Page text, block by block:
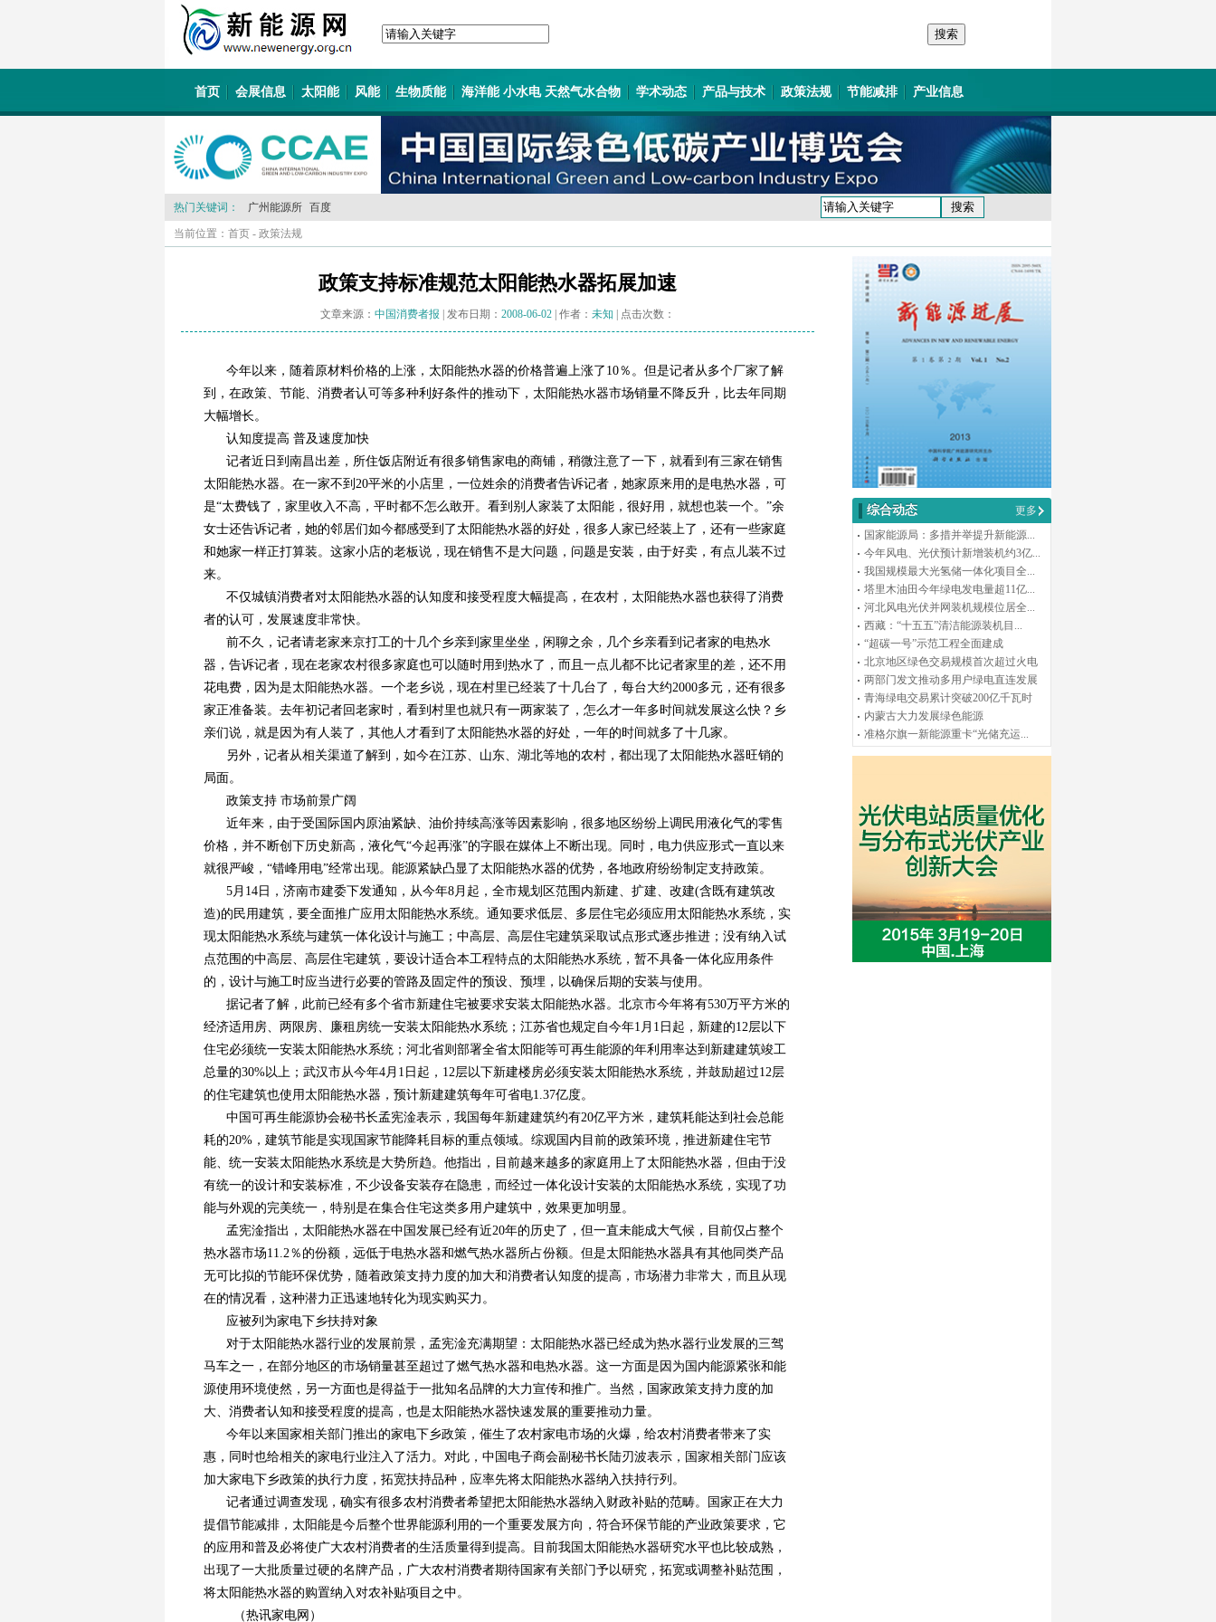
首页 会展信息 太阳能 风能 生物质能 海洋能 小水电 天然气水合物 学术动态 产品与技术 政策法规 节能减排 产业信息
热门关键词： 广州能源所 百度
当前位置： 首页 - 政策法规
政策支持标准规范太阳能热水器拓展加速
文章来源： 中国消费者报 | 发布日期： 2008-06-02 | 作者： 未知 | 点击次数：
今年以来，随着原材料价格的上涨，太阳能热水器的价格普遍上涨了10％。但是记者从多个厂家了解
到，在政策、节能、消费者认可等多种利好条件的推动下，太阳能热水器市场销量不降反升，比去年同期
大幅增长。
认知度提高 普及速度加快
记者近日到南昌出差，所住饭店附近有很多销售家电的商铺，稍微注意了一下，就看到有三家在销售
太阳能热水器。在一家不到20平米的小店里，一位姓余的消费者告诉记者，她家原来用的是电热水器，可
是“太费钱了，家里收入不高，平时都不怎么敢开。看到别人家装了太阳能，很好用，就想也装一个。”余
女士还告诉记者，她的邻居们如今都感受到了太阳能热水器的好处，很多人家已经装上了，还有一些家庭
和她家一样正打算装。这家小店的老板说，现在销售不是大问题，问题是安装，由于好卖，有点儿装不过
来。
不仅城镇消费者对太阳能热水器的认知度和接受程度大幅提高，在农村，太阳能热水器也获得了消费
者的认可，发展速度非常快。
前不久，记者请老家来京打工的十几个乡亲到家里坐坐，闲聊之余，几个乡亲看到记者家的电热水
器，告诉记者，现在老家农村很多家庭也可以随时用到热水了，而且一点儿都不比记者家里的差，还不用
花电费，因为是太阳能热水器。一个老乡说，现在村里已经装了十几台了，每台大约2000多元，还有很多
家正准备装。去年初记者回老家时，看到村里也就只有一两家装了，怎么才一年多时间就发展这么快？乡
亲们说，就是因为有人装了，其他人才看到了太阳能热水器的好处，一年的时间就多了十几家。
另外，记者从相关渠道了解到，如今在江苏、山东、湖北等地的农村，都出现了太阳能热水器旺销的
局面。
政策支持 市场前景广阔
近年来，由于受国际国内原油紧缺、油价持续高涨等因素影响，很多地区纷纷上调民用液化气的零售
价格，并不断创下历史新高，液化气“今起再涨”的字眼在媒体上不断出现。同时，电力供应形式一直以来
就很严峻，“错峰用电”经常出现。能源紧缺凸显了太阳能热水器的优势，各地政府纷纷制定支持政策。
5月14日，济南市建委下发通知，从今年8月起，全市规划区范围内新建、扩建、改建(含既有建筑改
造)的民用建筑，要全面推广应用太阳能热水系统。通知要求低层、多层住宅必须应用太阳能热水系统，实
现太阳能热水系统与建筑一体化设计与施工；中高层、高层住宅建筑采取试点形式逐步推进；没有纳入试
点范围的中高层、高层住宅建筑，要设计适合本工程特点的太阳能热水系统，暂不具备一体化应用条件
的，设计与施工时应当进行必要的管路及固定件的预设、预埋，以确保后期的安装与使用。
据记者了解，此前已经有多个省市新建住宅被要求安装太阳能热水器。北京市今年将有530万平方米的
经济适用房、两限房、廉租房统一安装太阳能热水系统；江苏省也规定自今年1月1日起，新建的12层以下
住宅必须统一安装太阳能热水系统；河北省则部署全省太阳能等可再生能源的年利用率达到新建建筑竣工
总量的30%以上；武汉市从今年4月1日起，12层以下新建楼房必须安装太阳能热水系统，并鼓励超过12层
的住宅建筑也使用太阳能热水器，预计新建建筑每年可省电1.37亿度。
中国可再生能源协会秘书长孟宪淦表示，我国每年新建建筑约有20亿平方米，建筑耗能达到社会总能
耗的20%，建筑节能是实现国家节能降耗目标的重点领域。综观国内目前的政策环境，推进新建住宅节
能、统一安装太阳能热水系统是大势所趋。他指出，目前越来越多的家庭用上了太阳能热水器，但由于没
有统一的设计和安装标准，不少设备安装存在隐患，而经过一体化设计安装的太阳能热水系统，实现了功
能与外观的完美统一，特别是在集合住宅这类多用户建筑中，效果更加明显。
孟宪淦指出，太阳能热水器在中国发展已经有近20年的历史了，但一直未能成大气候，目前仅占整个
热水器市场11.2％的份额，远低于电热水器和燃气热水器所占份额。但是太阳能热水器具有其他同类产品
无可比拟的节能环保优势，随着政策支持力度的加大和消费者认知度的提高，市场潜力非常大，而且从现
在的情况看，这种潜力正迅速地转化为现实购买力。
应被列为家电下乡扶持对象
对于太阳能热水器行业的发展前景，孟宪淦充满期望：太阳能热水器已经成为热水器行业发展的三驾
马车之一，在部分地区的市场销量甚至超过了燃气热水器和电热水器。这一方面是因为国内能源紧张和能
源使用环境使然，另一方面也是得益于一批知名品牌的大力宣传和推广。当然，国家政策支持力度的加
大、消费者认知和接受程度的提高，也是太阳能热水器快速发展的重要推动力量。
今年以来国家相关部门推出的家电下乡政策，催生了农村家电市场的火爆，给农村消费者带来了实
惠，同时也给相关的家电行业注入了活力。对此，中国电子商会副秘书长陆刃波表示，国家相关部门应该
加大家电下乡政策的执行力度，拓宽扶持品种，应率先将太阳能热水器纳入扶持行列。
记者通过调查发现，确实有很多农村消费者希望把太阳能热水器纳入财政补贴的范畴。国家正在大力
提倡节能减排，太阳能是今后整个世界能源利用的一个重要发展方向，符合环保节能的产业政策要求，它
的应用和普及必将使广大农村消费者的生活质量得到提高。目前我国太阳能热水器研究水平也比较成熟，
出现了一大批质量过硬的名牌产品，广大农村消费者期待国家有关部门予以研究，拓宽或调整补贴范围，
将太阳能热水器的购置纳入对农补贴项目之中。
（热讯家电网）
综合动态
更多
国家能源局：多措并举提升新能源...
今年风电、光伏预计新增装机约3亿...
我国规模最大光氢储一体化项目全...
塔里木油田今年绿电发电量超11亿...
河北风电光伏并网装机规模位居全...
西藏：“十五五”清洁能源装机目...
“超碳一号”示范工程全面建成
北京地区绿色交易规模首次超过火电
两部门发文推动多用户绿电直连发展
青海绿电交易累计突破200亿千瓦时
内蒙古大力发展绿色能源
准格尔旗一新能源重卡“光储充运...